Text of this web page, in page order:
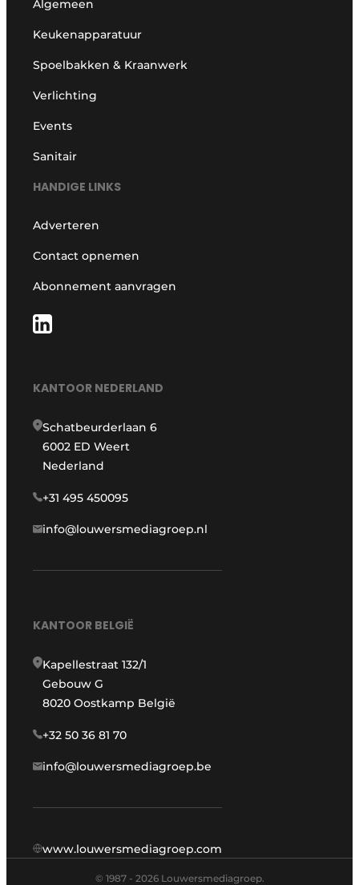
Algemeen
Keukenapparatuur
Spoelbakken & Kraanwerk
Verlichting
Events
Sanitair
HANDIGE LINKS
Adverteren
Contact opnemen
Abonnement aanvragen
KANTOOR NEDERLAND
Schatbeurderlaan 6
6002 ED Weert
Nederland
+31 495 450095
info@louwersmediagroep.nl
KANTOOR BELGIË
Kapellestraat 132/1
Gebouw G
8020 Oostkamp België
+32 50 36 81 70
info@louwersmediagroep.be
www.louwersmediagroep.com
© 1987 - 2026 Louwersmediagroep.